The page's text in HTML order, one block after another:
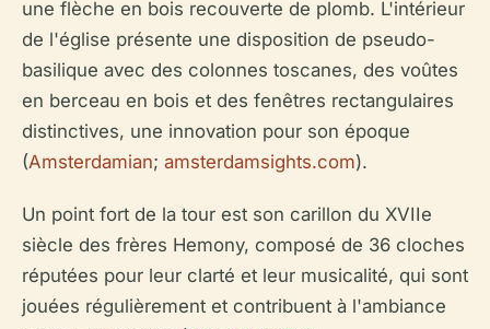
une flèche en bois recouverte de plomb. L'intérieur
de l'église présente une disposition de pseudo-
basilique avec des colonnes toscanes, des voûtes
en berceau en bois et des fenêtres rectangulaires
distinctives, une innovation pour son époque
(Amsterdamian; amsterdamsights.com).
Un point fort de la tour est son carillon du XVIIe
siècle des frères Hemony, composé de 36 cloches
réputées pour leur clarté et leur musicalité, qui sont
jouées régulièrement et contribuent à l'ambiance